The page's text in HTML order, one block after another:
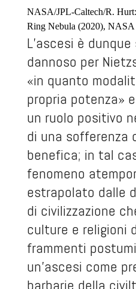
NASA/JPL-Caltech/R.
Ring Nebula (2020), NASA
L’ascesi è
dannoso per
«in quanto
propria potenza»
un ruolo positivo
di una sofferenza
benefica; in tal
fenomeno
estrapolato dalle
di civilizzazione
culture e religioni
frammenti
un’ascesi come
barbarie della